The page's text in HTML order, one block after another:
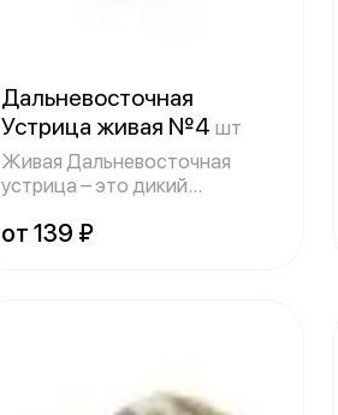
Дальневосточная
Устрица живая №4 шт
Живая Дальневосточная
устрица – это дикий
от 139 ₽